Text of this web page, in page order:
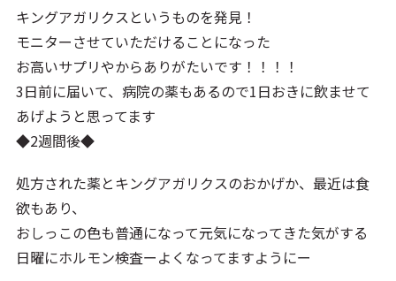
キングアガリクスというものを発見！
モニターさせていただけることになった
お高いサプリやからありがたいです！！！！
3日前に届いて、病院の薬もあるので1日おきに飲ませて
あげようと思ってます
◆2週間後◆
処方された薬とキングアガリクスのおかげか、最近は食
欲もあり、
おしっこの色も普通になって元気になってきた気がする
日曜にホルモン検査ーよくなってますようにー